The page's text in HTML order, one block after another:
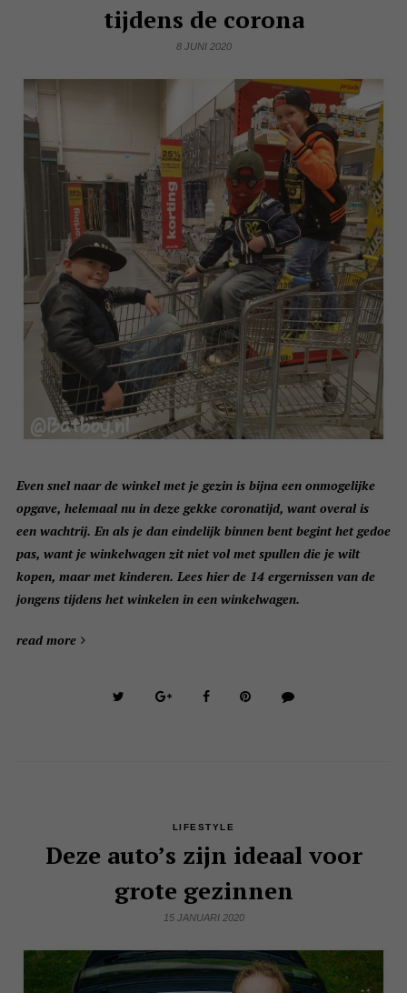
tijdens de corona
8 JUNI 2020
Even snel naar de winkel met je gezin is bijna een onmogelijke
opgave, helemaal nu in deze gekke coronatijd, want overal is
een wachtrij. En als je dan eindelijk binnen bent begint het gedoe
pas, want je winkelwagen zit niet vol met spullen die je wilt
kopen, maar met kinderen. Lees hier de 14 ergernissen van de
jongens tijdens het winkelen in een winkelwagen.
read more
LIFESTYLE
Deze auto’s zijn ideaal voor
grote gezinnen
15 JANUARI 2020